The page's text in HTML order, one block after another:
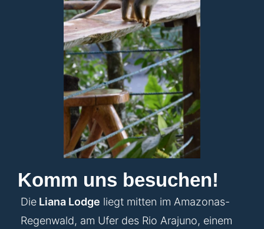
Komm uns besuchen!
Die Liana Lodge liegt mitten im Amazonas-
Regenwald, am Ufer des Rio Arajuno, einem